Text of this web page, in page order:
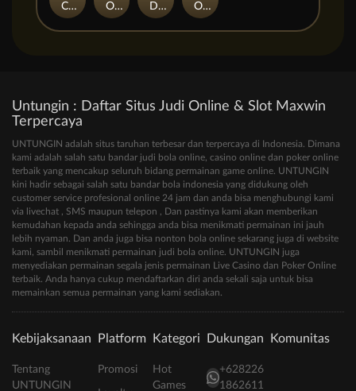
Casino Win Spin Dungeon Quest Outsourced: Slash Game
Owls
Untungin : Daftar Situs Judi Online & Slot Maxwin
Terpercaya
UNTUNGIN adalah situs taruhan terbesar dan terpercaya di Indonesia. Dimana
kami adalah salah satu bandar judi bola online, casino online dan poker online
terbaik yang mencakup seluruh bidang permainan game online. UNTUNGIN
kini hadir sebagai salah satu bandar bola indonesia yang didukung oleh
customer service profesional online 24 jam dan anda bisa menghubungi kami
via livechat , SMS maupun telepon , Dan pastinya kami akan memberikan
kemudahan kepada anda sehingga anda bisa menikmati permainan ini jauh
lebih nyaman. Dan anda juga bisa nonton bola online sekarang juga di website
kami, sambil menikmati permainan judi bola online. UNTUNGIN juga
menyediakan permainan segala jenis permainan Live Casino dan Poker Online
terbaik. Anda hanya cukup mendaftarkan diri anda sekali saja untuk bisa
memainkan semua permainan yang kami sediakan.
Kebijaksanaan
Tentang
UNTUNGIN
Platform
Promosi
Kategori
Hot
Games
Dukungan
+628226
1862611
Komunitas